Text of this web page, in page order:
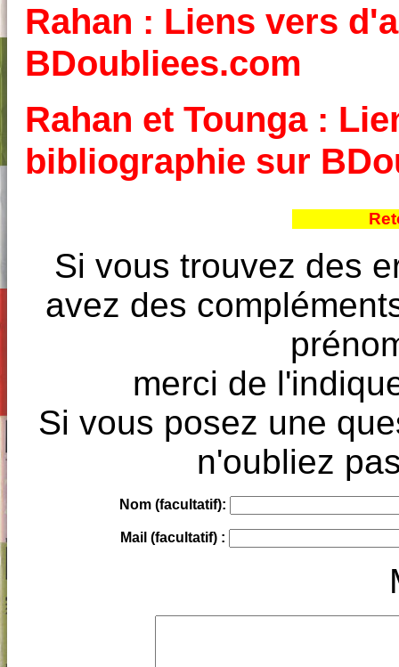
Rahan : Liens vers
BDoubliees.com
Rahan et Tounga :
bibliographie sur
Si vous trouvez des
avez des
merci de
Si vous posez une
n'oubliez
Nom (facultatif):
Mail (facultatif) :